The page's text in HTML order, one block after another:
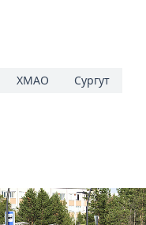
ХМАО
Сургут